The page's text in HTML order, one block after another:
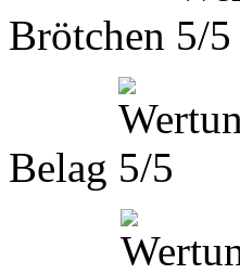
Brötchen
Belag